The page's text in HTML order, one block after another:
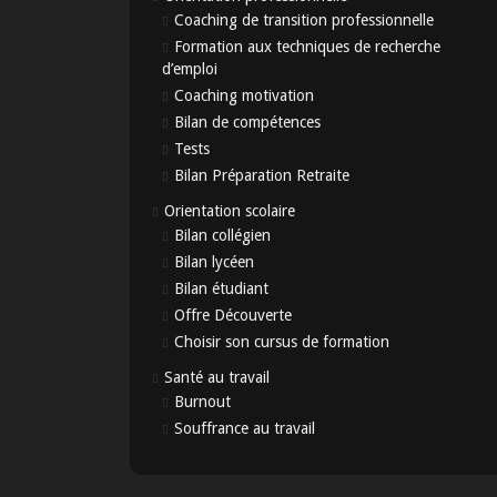
Coaching de transition professionnelle
Formation aux techniques de recherche
d’emploi
Coaching motivation
Bilan de compétences
Tests
Bilan Préparation Retraite
Orientation scolaire
Bilan collégien
Bilan lycéen
Bilan étudiant
Offre Découverte
Choisir son cursus de formation
Santé au travail
Burnout
Souffrance au travail